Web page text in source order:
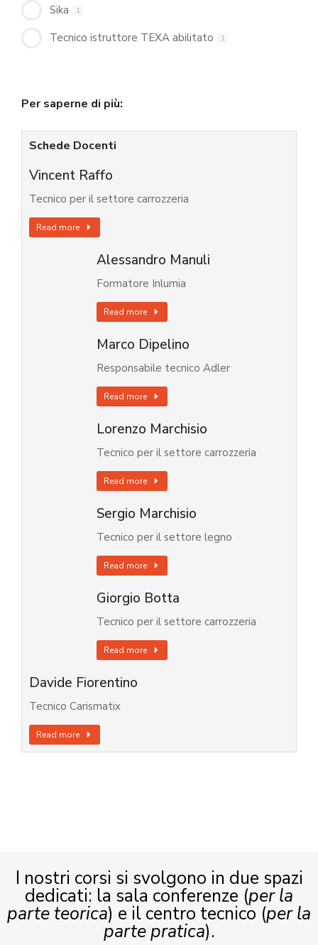
Sika 1
Tecnico istruttore TEXA abilitato 1
Per saperne di più:
Schede Docenti
Vincent Raffo
Tecnico per il settore carrozzeria
Read more
Alessandro Manuli
Formatore Inlumia
Read more
Marco Dipelino
Responsabile tecnico Adler
Read more
Lorenzo Marchisio
Tecnico per il settore carrozzeria
Read more
Sergio Marchisio
Tecnico per il settore legno
Read more
Giorgio Botta
Tecnico per il settore carrozzeria
Read more
Davide Fiorentino
Tecnico Carismatix
Read more
I nostri corsi si svolgono in due spazi
dedicati: la sala conferenze (per la
parte teorica) e il centro tecnico (per la
parte pratica).